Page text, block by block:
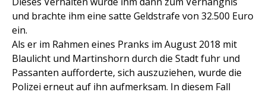
und brachte ihm eine satte Geldstrafe von 32.500 Euro
ein.
Als er im Rahmen eines Pranks im August 2018 mit
Blaulicht und Martinshorn durch die Stadt fuhr und
Passanten aufforderte, sich auszuziehen, wurde die
Polizei erneut auf ihn aufmerksam. In diesem Fall